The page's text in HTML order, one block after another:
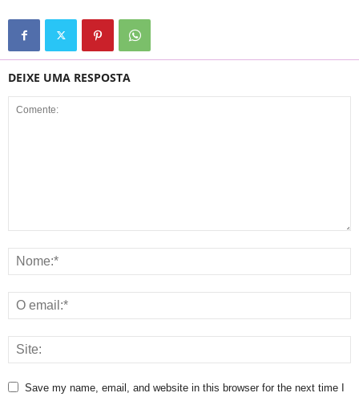
DEIXE UMA RESPOSTA
Save my name, email, and website in this browser for the next time I